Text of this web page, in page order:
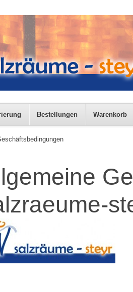
Bestellungen Warenkorb